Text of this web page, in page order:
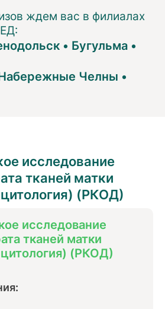
ждем вас в филиалах
• Бугульма •
Челны •
исследование
тканей матки
(РКОД)
исследование
тканей матки
(РКОД)